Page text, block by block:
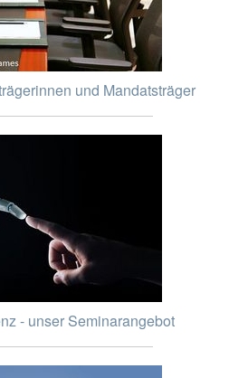
und Mandatsträger
- unser Seminarangebot